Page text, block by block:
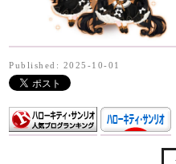
Published: 2025-10-01